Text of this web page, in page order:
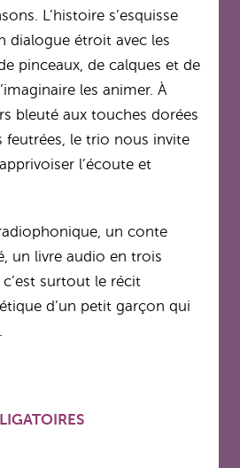
L’histoire s’esquisse
dialogue étroit avec les
pinceaux, de calques et de
les animer. À
bleuté aux touches dorées
feutrées, le trio nous invite
l’écoute et
un conte
un livre audio en trois
surtout le récit
d’un petit garçon qui